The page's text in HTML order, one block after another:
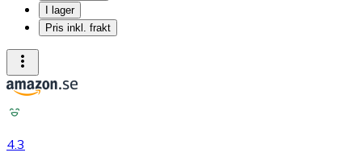
I lager
Pris inkl. frakt
4.3